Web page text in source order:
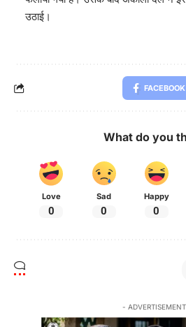
उठाई।
FACEBOOK
What do you
Love
0
Sad
0
Happy
0
-